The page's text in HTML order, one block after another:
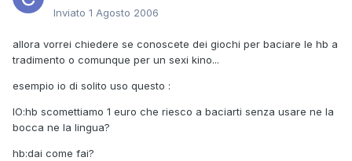
Inviato 1 Agosto 2006
allora vorrei chiedere se conoscete dei giochi per baciare le hb a
tradimento o comunque per un sexi kino...
esempio io di solito uso questo :
IO:hb scomettiamo 1 euro che riesco a baciarti senza usare ne la
bocca ne la lingua?
hb:dai come fai?